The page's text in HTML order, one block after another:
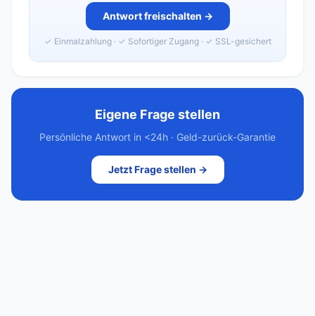
Antwort freischalten →
✓ Einmalzahlung · ✓ Sofortiger Zugang · ✓ SSL-gesichert
Eigene Frage stellen
Persönliche Antwort in <24h · Geld-zurück-Garantie
Jetzt Frage stellen →